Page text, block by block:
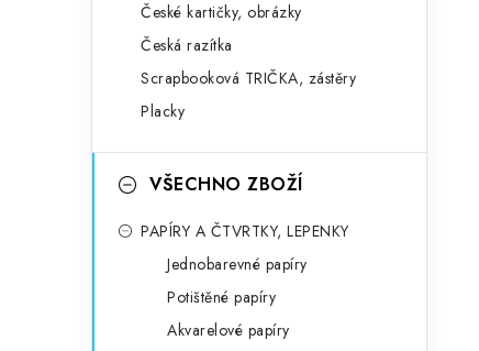
České kartičky, obrázky
Česká razítka
Scrapbooková TRIČKA, zástěry
Placky
VŠECHNO ZBOŽÍ
PAPÍRY A ČTVRTKY, LEPENKY
Jednobarevné papíry
Potištěné papíry
Akvarelové papíry